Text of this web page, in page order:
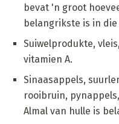
bevat 'n groot
belangrikste is in
Suiwelprodukte,
vitamien A.
Sinaasappels,
rooibruin,
Almal van hulle is